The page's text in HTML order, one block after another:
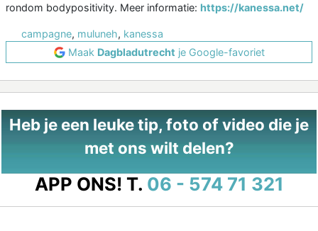
rondom bodypositivity. Meer informatie: https://kanessa.net/
campagne, muluneh, kanessa
Maak Dagbladutrecht je Google-favoriet
Heb je een leuke tip, foto of video die je
met ons wilt delen?
APP ONS! T. 06 - 574 71 321